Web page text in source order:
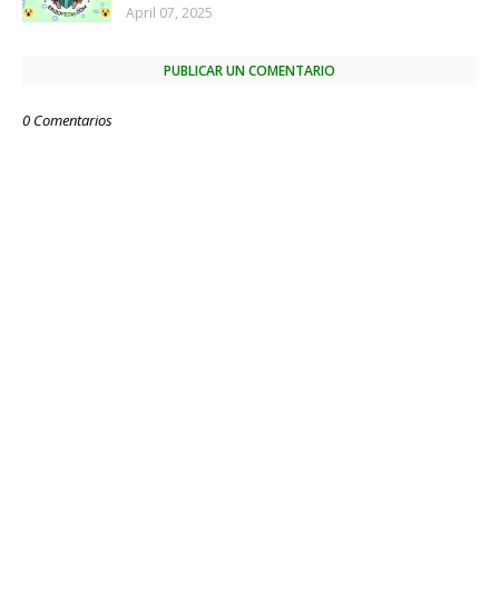
April 07, 2025
PUBLICAR UN COMENTARIO
0 Comentarios